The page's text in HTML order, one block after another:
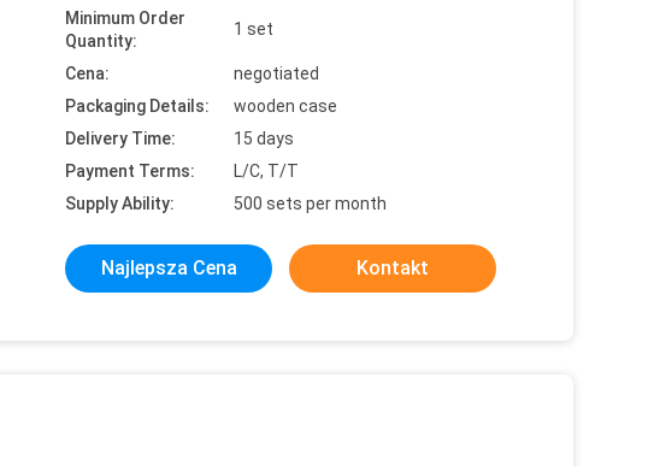
Minimum Order
Quantity:
1 set
Cena:
negotiated
Packaging Details:
wooden case
Delivery Time:
15 days
Payment Terms:
L/C, T/T
Supply Ability:
500 sets per month
Najlepsza Cena Kontakt